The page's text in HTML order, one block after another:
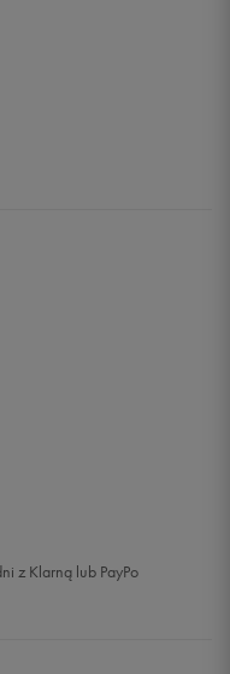
z Klarną lub PayPo